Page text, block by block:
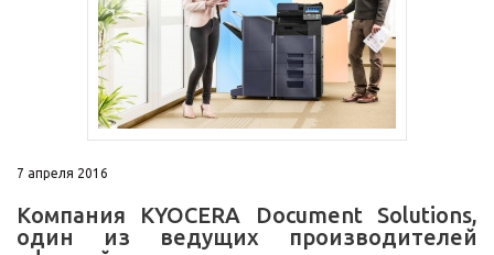
7 апреля 2016
Компания KYOCERA Document Solutions,
один из ведущих производителей